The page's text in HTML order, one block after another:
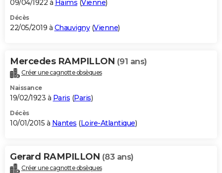
09/04/1922 à Haims (Vienne)
Décès
22/05/2019 à Chauvigny(Vienne)
Mercedes RAMPILLON (91 ans)
Créer une cagnotte obsèques
Naissance
19/02/1923 à Paris (Paris)
Décès
10/01/2015 à Nantes (Loire-Atlantique)
Gerard RAMPILLON (83 ans)
Créer une cagnotte obsèques